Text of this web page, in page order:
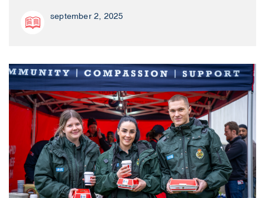
september 2, 2025